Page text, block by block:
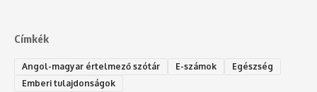
Címkék
Angol-magyar értelmező szótár E-számok
Egészség
Emberi tulajdonságok